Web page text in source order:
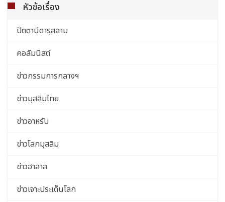
หัวข้อเรื่อง
ปัตตานีดารุสลาม
คอลัมนิสต์
ข่าวกรรมการกลางฯ
ข่าวมุสลิมไทย
ข่าวอาหรับ
ข่าวโลกมุสลิม
ข่าวฮาลาล
ข่าวเจาะประเด็นโลก